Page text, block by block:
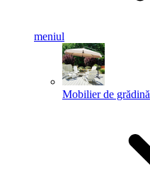
meniul
Mobilier de grădină